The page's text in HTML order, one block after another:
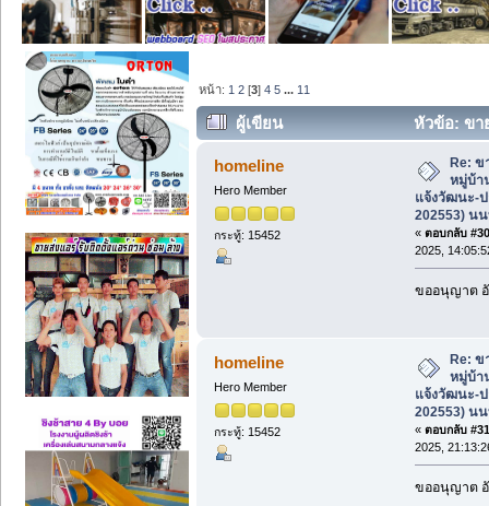
หน้า: 1 2 [3]4 5 ... 11
ผู้เขียน
หัวข้อ: ขา
แจ้งวัฒนะ-ปากเกร็ด19 (รหัส 202553)
homeline
Hero Member
กระทู้: 15452
Re: ข
หมู่บ้า
แจ้งวัฒนะ-ป
202553) น
« ตอบกลับ
2025,
ขออนุญาต
homeline
Hero Member
กระทู้: 15452
Re: ข
หมู่บ้า
แจ้งวัฒนะ-ป
202553) น
« ตอบกลับ
2025,
ขออนุญาต